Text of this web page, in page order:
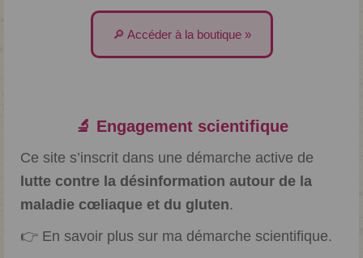
🔎 Accéder à la boutique »
🔬 Engagement scientifique
Ce site s’inscrit dans une démarche active de
lutte contre la désinformation autour de la
maladie cœliaque et du gluten.
👉 En savoir plus sur ma démarche scientifique.